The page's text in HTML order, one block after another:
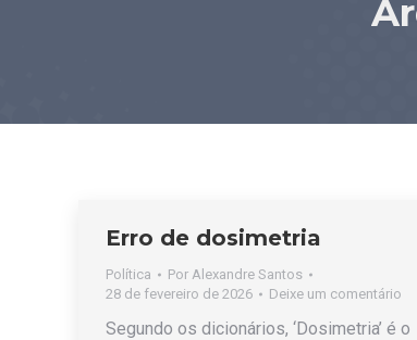
Erro de dosimetria
Política Por Alexandre Santos
28 de fevereiro de 2026
Deixe um comentário
Segundo os dicionários, ‘Dosimetria’ é o